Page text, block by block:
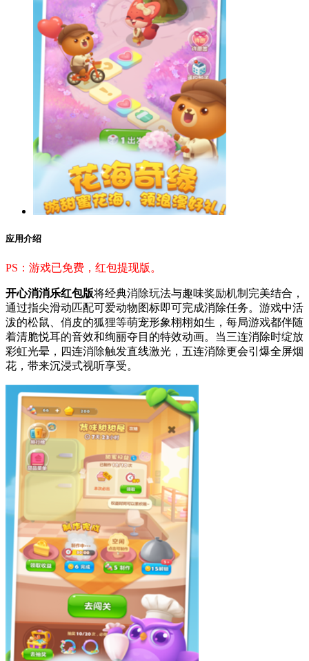
应用介绍
PS：游戏已免费，红包提现版。
开心消消乐红包版将经典消除玩法与趣味奖励机制完美结合，
通过指尖滑动匹配可爱动物图标即可完成消除任务。游戏中活
泼的松鼠、俏皮的狐狸等萌宠形象栩栩如生，每局游戏都伴随
着清脆悦耳的音效和绚丽夺目的特效动画。当三连消除时绽放
彩虹光晕，四连消除触发直线激光，五连消除更会引爆全屏烟
花，带来沉浸式视听享受。